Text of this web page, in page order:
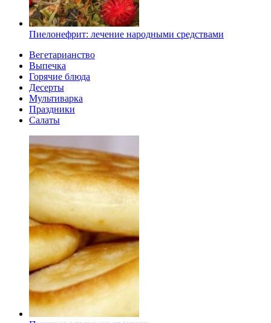
Пиелонефрит: лечение народными средствами
Вегетарианство
Выпечка
Горячие блюда
Десерты
Мультиварка
Праздники
Салаты